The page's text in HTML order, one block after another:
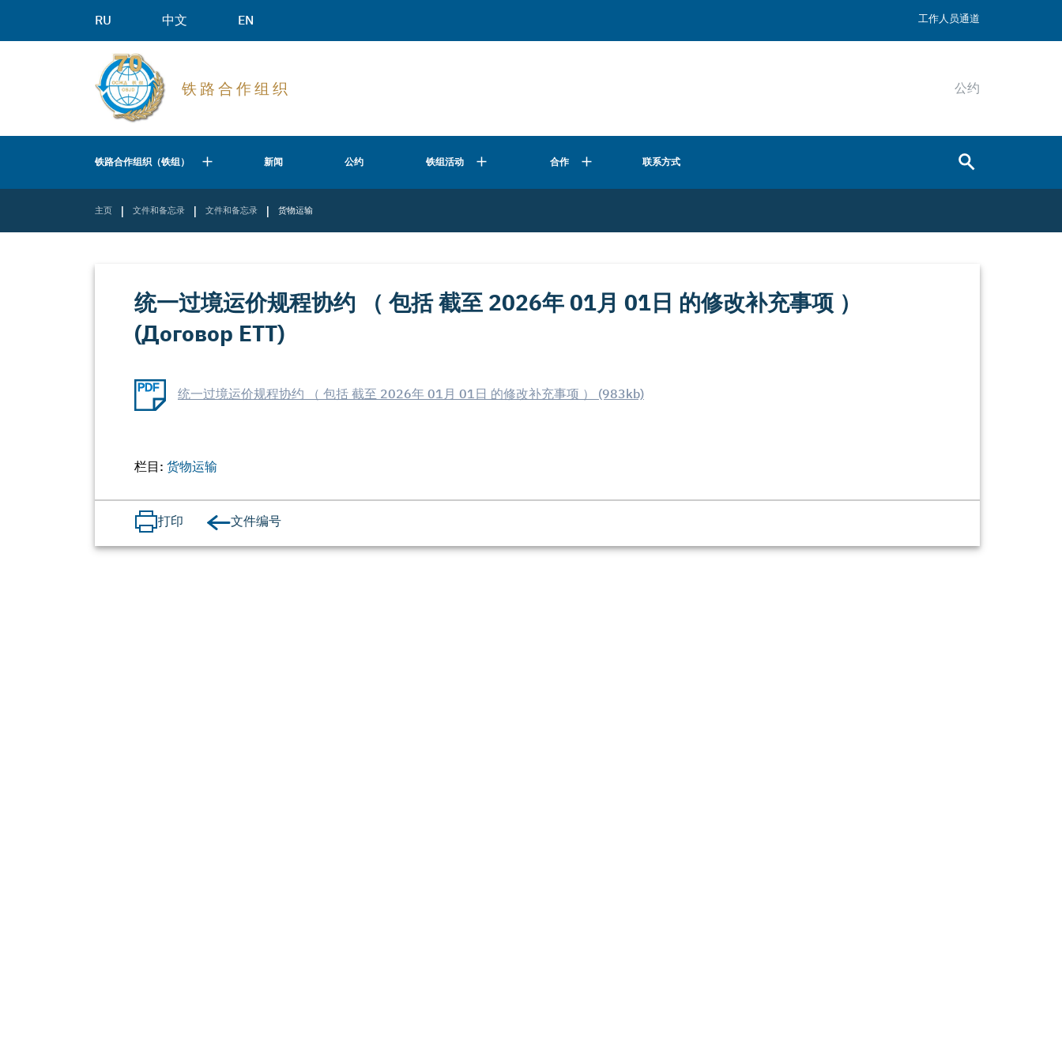
RU 中文 EN 工作人员通道
铁 路 合 作 组 织 公约
铁路合作组织（铁组） 新闻 公约 铁组活动 合作 联系方式
主页 | 文件和备忘录 | 文件和备忘录 | 货物运输
统一过境运价规程协约 （ 包括 截至 2026年 01月 01日 的修改补充事项 ）
(Договор ЕТТ)
统一过境运价规程协约 （ 包括 截至 2026年 01月 01日 的修改补充事项 ） (983kb)
栏目: 货物运输
打印 文件编号